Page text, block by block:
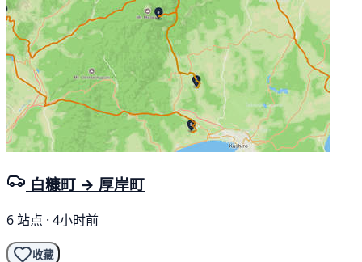
白糠町 → 厚岸町
6 站点 · 4小时前
收藏